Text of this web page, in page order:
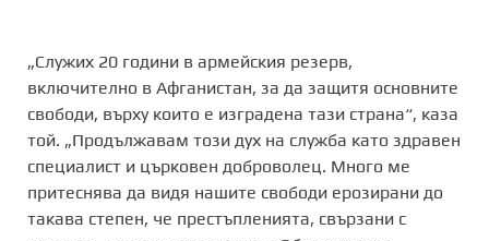
„Служих 20 години в армейския резерв,
включително в Афганистан, за да защитя основните
свободи, върху които е изградена тази страна“, каза
той. „Продължавам този дух на служба като здравен
специалист и църковен доброволец. Много ме
притеснява да видя нашите свободи ерозирани до
такава степен, че престъпленията, свързани с